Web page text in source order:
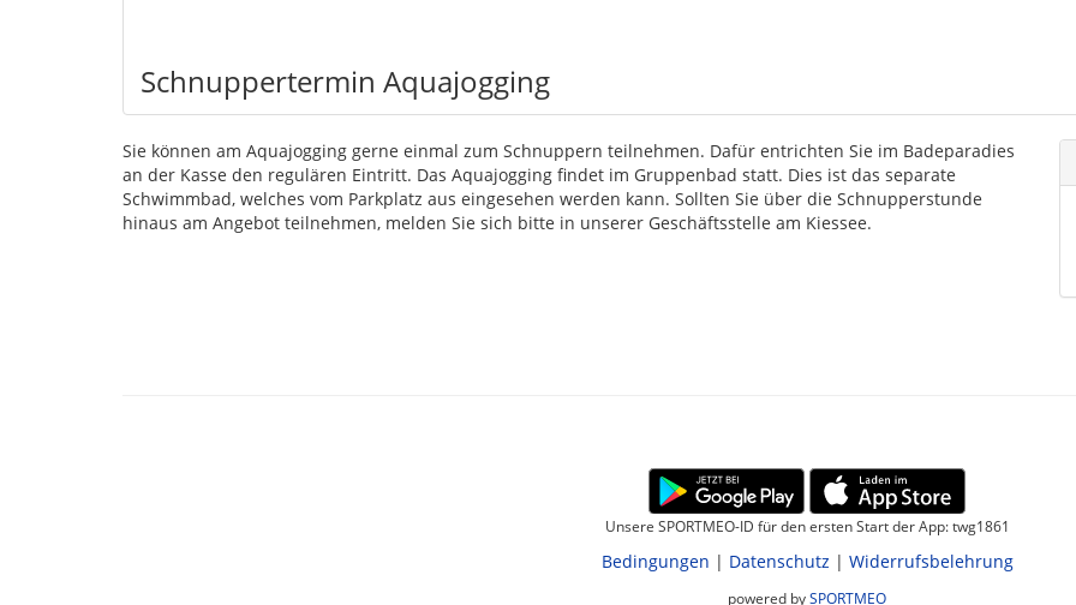
Schnuppertermin Aquajogging
Sie können am Aquajogging gerne einmal zum Schnuppern teilnehmen. Dafür entrichten Sie im Badeparadies
an der Kasse den regulären Eintritt. Das Aquajogging findet im Gruppenbad statt. Dies ist das separate
Schwimmbad, welches vom Parkplatz aus eingesehen werden kann. Sollten Sie über die Schnupperstunde
hinaus am Angebot teilnehmen, melden Sie sich bitte in unserer Geschäftsstelle am Kiessee.
Unsere SPORTMEO-ID für den ersten Start der App: twg1861
Bedingungen | Datenschutz | Widerrufsbelehrung
powered bySPORTMEO